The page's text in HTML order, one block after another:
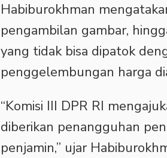
Habiburokhman
pengambilan gambar,
yang tidak bisa dipatok
penggelembungan harga
“Komisi III DPR RI
diberikan penangguhan
penjamin,” ujar